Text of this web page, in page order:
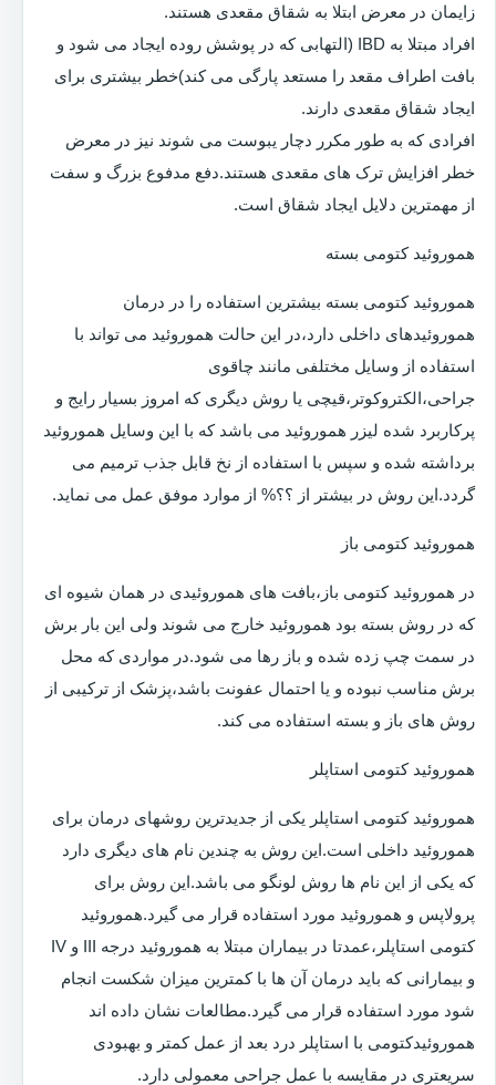
زایمان در معرض ابتلا به شقاق مقعدی هستند.
افراد مبتلا به IBD (التهابی که در پوشش روده ایجاد می شود و
بافت اطراف مقعد را مستعد پارگی می کند)خطر بیشتری برای
ایجاد شقاق مقعدی دارند.
افرادی که به طور مکرر دچار یبوست می شوند نیز در معرض
خطر افزایش ترک های مقعدی هستند.دفع مدفوع بزرگ و سفت
از مهمترین دلایل ایجاد شقاق است.
هموروئید کتومی بسته
هموروئید کتومی بسته بیشترین استفاده را در درمان
هموروئیدهای داخلی دارد،در این حالت هموروئید می تواند با
استفاده از وسایل مختلفی مانند چاقوی
جراحی،الکتروکوتر،قیچی یا روش دیگری که امروز بسیار رایج و
پرکاربرد شده لیزر هموروئید می باشد که با این وسایل هموروئید
برداشته شده و سپس با استفاده از نخ قابل جذب ترمیم می
گردد.این روش در بیشتر از ؟؟% از موارد موفق عمل می نماید.
هموروئید کتومی باز
در هموروئید کتومی باز،بافت های هموروئیدی در همان شیوه ای
که در روش بسته بود هموروئید خارج می شوند ولی این بار برش
در سمت چپ زده شده و باز رها می شود.در مواردی که محل
برش مناسب نبوده و یا احتمال عفونت باشد،پزشک از ترکیبی از
روش های باز و بسته استفاده می کند.
هموروئید کتومی استاپلر
هموروئید کتومی استاپلر یکی از جدیدترین روشهای درمان برای
هموروئید داخلی است.این روش به چندین نام های دیگری دارد
که یکی از این نام ها روش لونگو می باشد.این روش برای
پرولاپس و هموروئید مورد استفاده قرار می گیرد.هموروئید
کتومی استاپلر،عمدتا در بیماران مبتلا به هموروئید درجه III و IV
و بیمارانی که باید درمان آن ها با کمترین میزان شکست انجام
شود مورد استفاده قرار می گیرد.مطالعات نشان داده اند
هموروئیدکتومی با استاپلر درد بعد از عمل کمتر و بهبودی
سریعتری در مقایسه با عمل جراحی معمولی دارد.